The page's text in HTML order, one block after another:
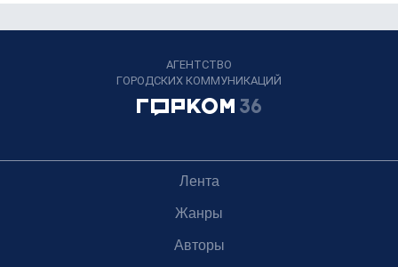
АГЕНТСТВО
ГОРОДСКИХ КОММУНИКАЦИЙ
Лента
Жанры
Авторы